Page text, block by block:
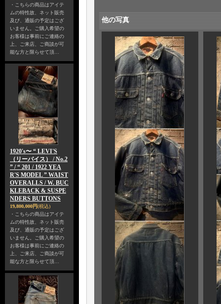
・こちらの商品はアイテ
ムの特性故、ネット販売
及び、通販の予定はござ
いません。ご購入希望の
お客様は事前にご連絡の
上、ご来店、ご商談が可
能な方と限らせて頂…
1920's〜 “ LEVI'S
（リーバイス） / No.2
” / “ 201 / 1922 YEA
R'S MODEL ” WAIST
OVERALLS / W. BUC
KLEBACK & SUSPE
NDERS BUTTONS
19,800,000円(税込)
・こちらの商品はアイテ
ムの特性故、ネット販売
及び、通販の予定はござ
いません。ご購入希望の
お客様は事前にご連絡の
上、ご来店、ご商談が可
能な方と限らせて頂…
他の写真